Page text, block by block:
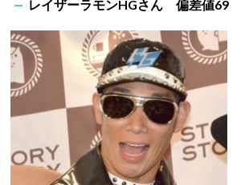
レイザーラモンHGさん 偏差値69